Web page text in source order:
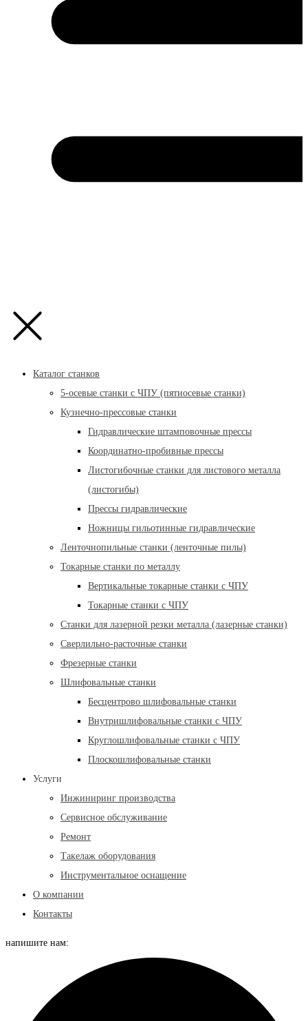
Каталог станков
5-осевые станки с ЧПУ (пятиосевые станки)
Кузнечно-прессовые станки
Гидравлические штамповочные прессы
Координатно-пробивные прессы
Листогибочные станки для листового металла
(листогибы)
Прессы гидравлические
Ножницы гильотинные гидравлические
Ленточнопильные станки (ленточные пилы)
Токарные станки по металлу
Вертикальные токарные станки с ЧПУ
Токарные станки с ЧПУ
Станки для лазерной резки металла (лазерные станки)
Сверлильно-расточные станки
Фрезерные станки
Шлифовальные станки
Бесцентрово шлифовальные станки
Внутришлифовальные станки с ЧПУ
Круглошлифовальные станки с ЧПУ
Плоскошлифовальные станки
Услуги
Инжиниринг производства
Сервисное обслуживание
Ремонт
Такелаж оборудования
Инструментальное оснащение
О компании
Контакты
напишите нам: